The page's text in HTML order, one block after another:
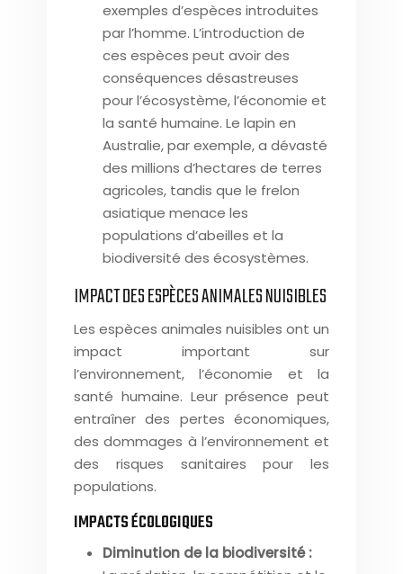
exemples d’espèces introduites
par l’homme. L’introduction de
ces espèces peut avoir des
conséquences désastreuses
pour l’écosystème, l’économie et
la santé humaine. Le lapin en
Australie, par exemple, a dévasté
des millions d’hectares de terres
agricoles, tandis que le frelon
asiatique menace les
populations d’abeilles et la
biodiversité des écosystèmes.
IMPACT DES ESPÈCES ANIMALES NUISIBLES
Les espèces animales nuisibles ont un
impact important sur
l’environnement, l’économie et la
santé humaine. Leur présence peut
entraîner des pertes économiques,
des dommages à l’environnement et
des risques sanitaires pour les
populations.
IMPACTS ÉCOLOGIQUES
Diminution de la biodiversité :